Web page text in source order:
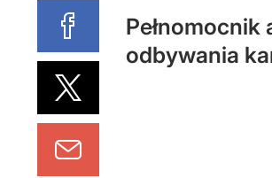
Pełnomocnik
odbywania